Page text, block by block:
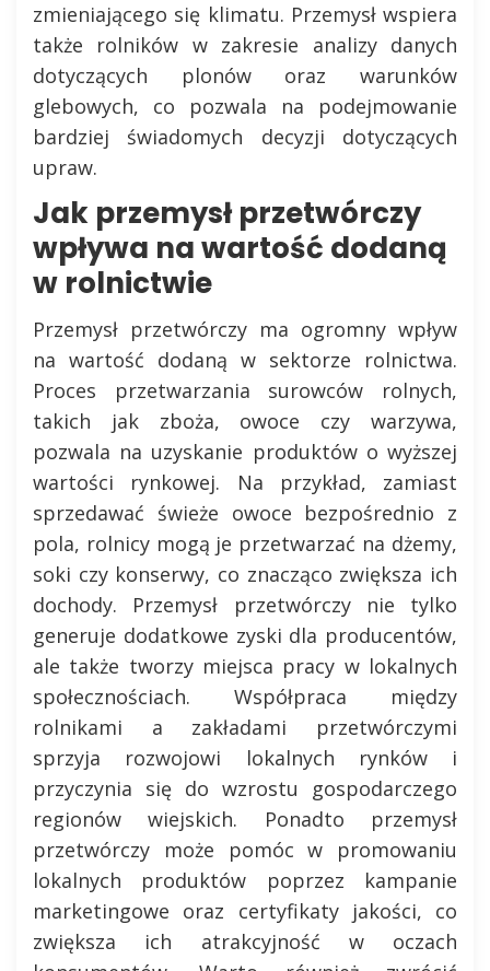
zmieniającego się klimatu. Przemysł wspiera
także rolników w zakresie analizy danych
dotyczących plonów oraz warunków
glebowych, co pozwala na podejmowanie
bardziej świadomych decyzji dotyczących
upraw.
Jak przemysł przetwórczy
wpływa na wartość dodaną
w rolnictwie
Przemysł przetwórczy ma ogromny wpływ
na wartość dodaną w sektorze rolnictwa.
Proces przetwarzania surowców rolnych,
takich jak zboża, owoce czy warzywa,
pozwala na uzyskanie produktów o wyższej
wartości rynkowej. Na przykład, zamiast
sprzedawać świeże owoce bezpośrednio z
pola, rolnicy mogą je przetwarzać na dżemy,
soki czy konserwy, co znacząco zwiększa ich
dochody. Przemysł przetwórczy nie tylko
generuje dodatkowe zyski dla producentów,
ale także tworzy miejsca pracy w lokalnych
społecznościach. Współpraca między
rolnikami a zakładami przetwórczymi
sprzyja rozwojowi lokalnych rynków i
przyczynia się do wzrostu gospodarczego
regionów wiejskich. Ponadto przemysł
przetwórczy może pomóc w promowaniu
lokalnych produktów poprzez kampanie
marketingowe oraz certyfikaty jakości, co
zwiększa ich atrakcyjność w oczach